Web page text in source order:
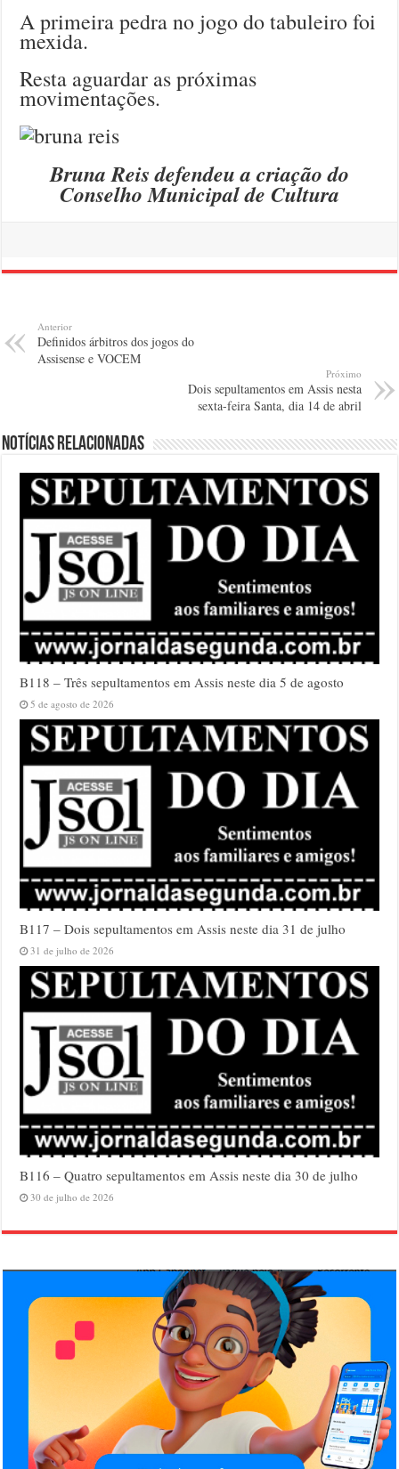
A primeira pedra no jogo do tabuleiro foi
mexida.
Resta aguardar as próximas
movimentações.
Bruna Reis defendeu a criação do
Conselho Municipal de Cultura
Anterior
Definidos árbitros dos jogos do
Assisense e VOCEM
Próximo
Dois sepultamentos em Assis nesta
sexta-feira Santa, dia 14 de abril
Notícias relacionadas
B118 – Três sepultamentos em Assis neste dia 5 de agosto
5 de agosto de 2026
B117 – Dois sepultamentos em Assis neste dia 31 de julho
31 de julho de 2026
B116 – Quatro sepultamentos em Assis neste dia 30 de julho
30 de julho de 2026